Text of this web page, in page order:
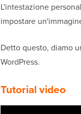
L'intestazione
impostare
Detto questo, diamo
WordPress.
Tutorial video